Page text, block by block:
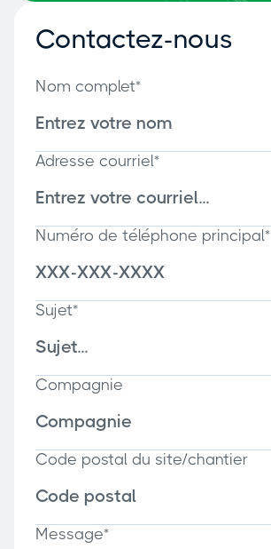
Contactez-nous
Nom complet*
Adresse courriel*
Numéro de téléphone principal*
Sujet*
Compagnie
Code postal du site/chantier
Message*